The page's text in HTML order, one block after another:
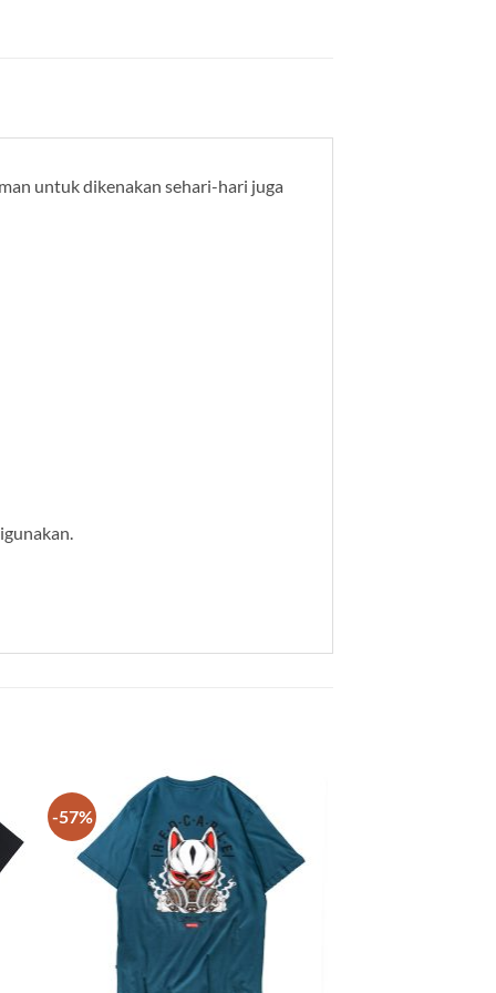
untuk dikenakan sehari-hari juga
-57%
Add to
wishlist